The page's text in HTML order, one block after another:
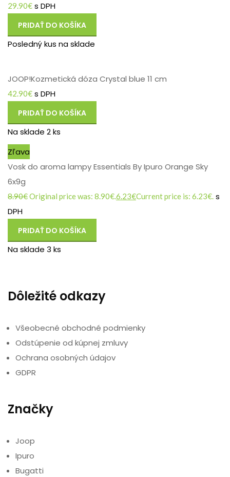
29.90€ s DPH
PRIDAŤ DO KOŠÍKA
Posledný kus na sklade
JOOP!Kozmetická dóza Crystal blue 11 cm
42.90€ s DPH
PRIDAŤ DO KOŠÍKA
Na sklade 2 ks
Zľava
Vosk do aroma lampy Essentials By Ipuro Orange Sky
6x9g
8.90€Original price was: 8.90€.6.23€Current price is: 6.23€. s
DPH
PRIDAŤ DO KOŠÍKA
Na sklade 3 ks
Dôležité odkazy
Všeobecné obchodné podmienky
Odstúpenie od kúpnej zmluvy
Ochrana osobných údajov
GDPR
Značky
Joop
Ipuro
Bugatti